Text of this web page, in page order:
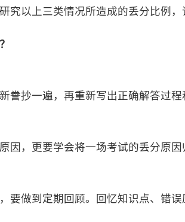
究以上三类情况所造成的丢分比例
誊抄一遍，再重新写出正确解答过
因，更要学会将一场考试的丢分原
要做到定期回顾。回忆知识点、错